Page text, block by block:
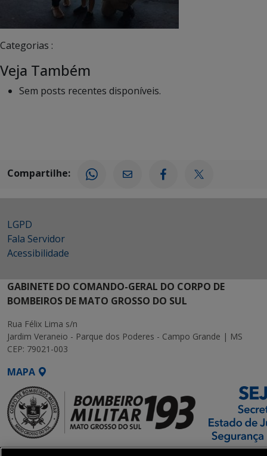
Categorias :
Veja Também
Sem posts recentes disponíveis.
Compartilhe:
LGPD
Fala Servidor
Acessibilidade
GABINETE DO COMANDO-GERAL DO CORPO DE
BOMBEIROS DE MATO GROSSO DO SUL
Rua Félix Lima s/n
Jardim Veraneio - Parque dos Poderes - Campo Grande | MS
CEP: 79021-003
MAPA